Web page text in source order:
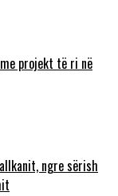
projekt të ri në
ngre sërish